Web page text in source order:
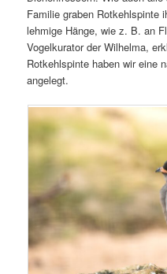
Familie graben Rotkehlspinte
lehmige Hänge, wie z. B. an
Vogelkurator der Wilhelma,
Rotkehlspinte haben wir eine
angelegt.